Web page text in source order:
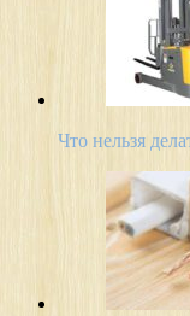
Что нельзя